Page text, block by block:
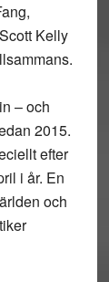
Kelly
– och
2015.
efter
i år. En
och